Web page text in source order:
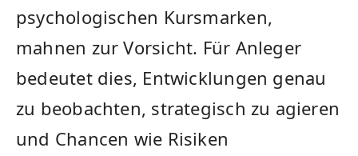
psychologischen Kursmarken,
mahnen zur Vorsicht. Für Anleger
bedeutet dies, Entwicklungen genau
zu beobachten, strategisch zu agieren
und Chancen wie Risiken